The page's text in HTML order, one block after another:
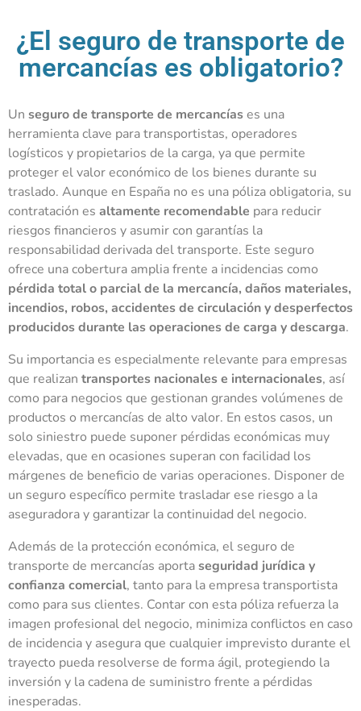
¿El seguro de transporte de
mercancías es obligatorio?
Un seguro de transporte de mercancíases una
herramienta clave para transportistas, operadores
logísticos y propietarios de la carga, ya que permite
proteger el valor económico de los bienes durante su
traslado. Aunque en España no es una póliza obligatoria, su
contratación es altamente recomendable para reducir
riesgos financieros y asumir con garantías la
responsabilidad derivada del transporte. Este seguro
ofrece una cobertura amplia frente a incidencias como
pérdida total o parcial de la mercancía, daños materiales,
incendios, robos, accidentes de circulación y desperfectos
producidos durante las operaciones de carga y descarga.
Su importancia es especialmente relevante para empresas
que realizan transportes nacionales e internacionales, así
como para negocios que gestionan grandes volúmenes de
productos o mercancías de alto valor. En estos casos, un
solo siniestro puede suponer pérdidas económicas muy
elevadas, que en ocasiones superan con facilidad los
márgenes de beneficio de varias operaciones. Disponer de
un seguro específico permite trasladar ese riesgo a la
aseguradora y garantizar la continuidad del negocio.
Además de la protección económica, el seguro de
transporte de mercancías aportaseguridad jurídica y
confianza comercial, tanto para la empresa transportista
como para sus clientes. Contar con esta póliza refuerza la
imagen profesional del negocio, minimiza conflictos en caso
de incidencia y asegura que cualquier imprevisto durante el
trayecto pueda resolverse de forma ágil, protegiendo la
inversión y la cadena de suministro frente a pérdidas
inesperadas.